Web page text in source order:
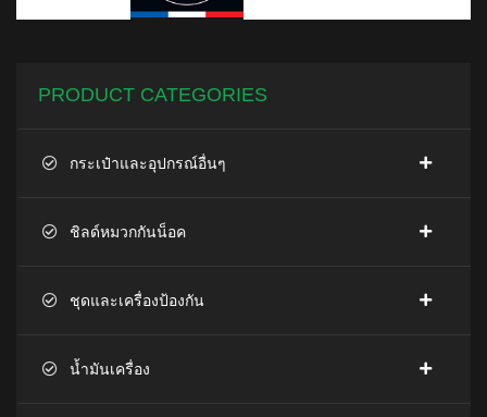
PRODUCT CATEGORIES
กระเป๋าและอุปกรณ์อื่นๆ
ชิลด์หมวกกันน็อค
ชุดและเครื่องป้องกัน
น้ำมันเครื่อง